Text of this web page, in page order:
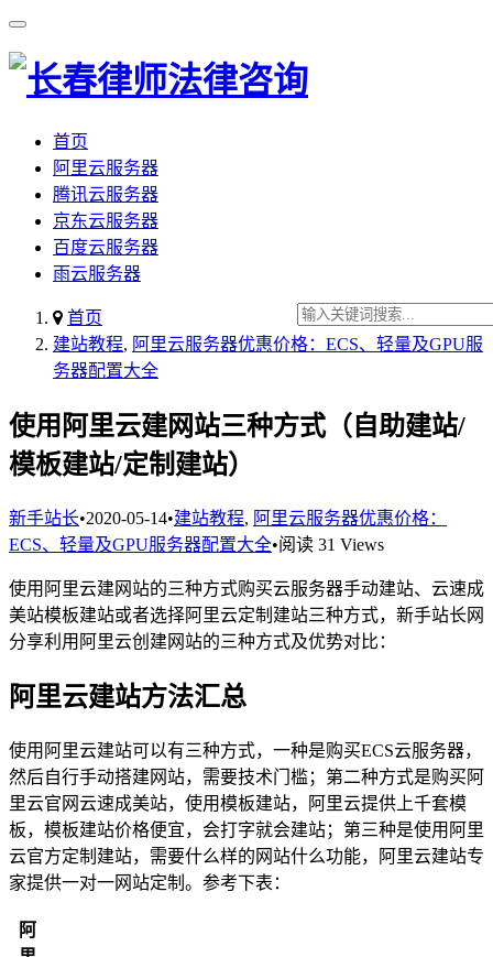
首页
阿里云服务器
腾讯云服务器
京东云服务器
百度云服务器
雨云服务器
首页
建站教程, 阿里云服务器优惠价格：ECS、轻量及GPU服
务器配置大全
使用阿里云建网站三种方式（自助建站/
模板建站/定制建站）
新手站长•2020-05-14•建站教程, 阿里云服务器优惠价格：
ECS、轻量及GPU服务器配置大全•阅读 31 Views
使用阿里云建网站的三种方式购买云服务器手动建站、云速成
美站模板建站或者选择阿里云定制建站三种方式，新手站长网
分享利用阿里云创建网站的三种方式及优势对比：
阿里云建站方法汇总
使用阿里云建站可以有三种方式，一种是购买ECS云服务器，
然后自行手动搭建网站，需要技术门槛；第二种方式是购买阿
里云官网云速成美站，使用模板建站，阿里云提供上千套模
板，模板建站价格便宜，会打字就会建站；第三种是使用阿里
云官方定制建站，需要什么样的网站什么功能，阿里云建站专
家提供一对一网站定制。参考下表：
阿